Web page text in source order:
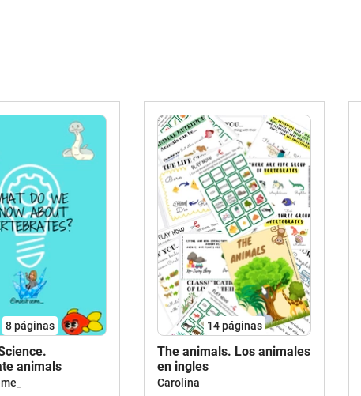
8páginas
animals
14páginas
The animals. Los animales
en ingles
Carolina